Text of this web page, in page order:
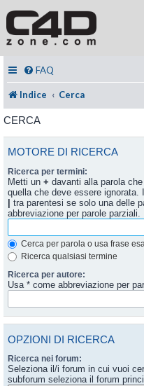
FAQ
Indice Cerca
CERCA
MOTORE DI RICERCA
Ricerca per termini:
Metti un + davanti alla parola
quella che deve essere
| tra parentesi se solo una delle
abbreviazione per parole parziali.
Cerca per parola o usa frase
Ricerca qualsiasi termine
Ricerca per autore:
Usa * come abbreviazione per
OPZIONI DI RICERCA
Ricerca nei forum:
Seleziona il/i forum in cui vuoi
subforum seleziona il forum